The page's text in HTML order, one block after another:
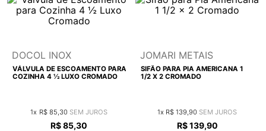
DOCOL INOX
VÁLVULA DE ESCOAMENTO PARA
COZINHA 4 ½ LUXO CROMADO
1 R$ 85 30
R$85,30
JOMARI METAIS
SIFÃO PARA PIA AMERICANA 1
1/2 X 2 CROMADO
1 R$ 139 90
R$ 139,90
10º cobre escovado